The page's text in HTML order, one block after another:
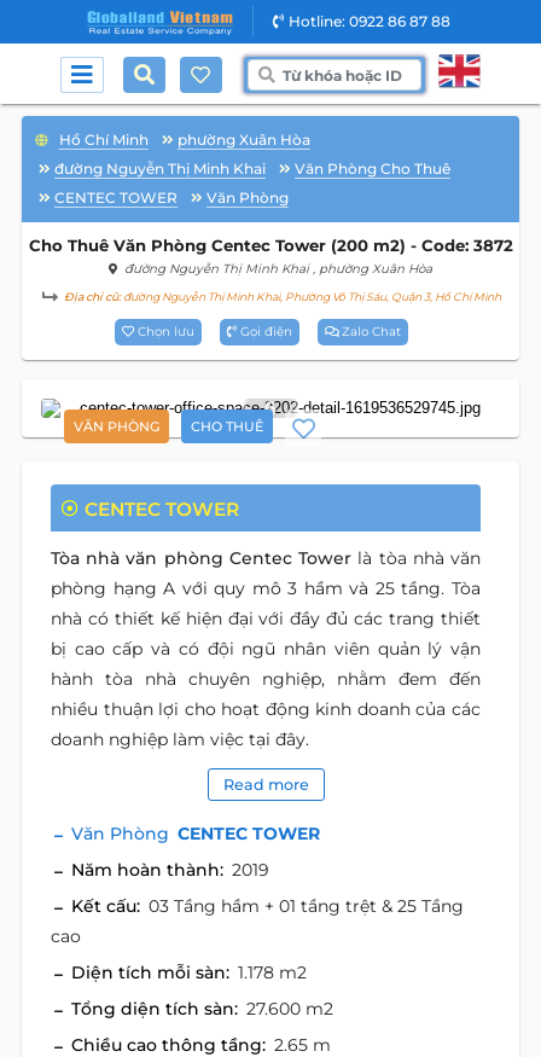
Hotline: 0922 86 87 88
Hồ Chí Minh
phường Xuân Hòa
đường Nguyễn Thị Minh Khai
Văn Phòng Cho Thuê
CENTEC TOWER
Văn Phòng
Cho Thuê Văn Phòng Centec Tower (200 m2) - Code: 3872
đường Nguyễn Thị Minh Khai , phường Xuân Hòa
Địa chỉ cũ:đường Nguyễn Thị Minh Khai, Phường Võ Thị Sáu, Quận 3, Hồ Chí Minh
Chọn lưu Gọi điện Zalo Chat
VĂN PHÒNG CHO THUÊ
6
CENTEC TOWER
Tòa nhà văn phòng Centec Tower là tòa nhà văn
phòng hạng A với quy mô 3 hầm và 25 tầng. Tòa
nhà có thiết kế hiện đại với đầy đủ các trang thiết
bị cao cấp và có đội ngũ nhân viên quản lý vận
hành tòa nhà chuyên nghiệp, nhằm đem đến
nhiều thuận lợi cho hoạt động kinh doanh của các
doanh nghiệp làm việc tại đây.
Read more
Văn Phòng CENTEC TOWER
Năm hoàn thành: 2019
Kết cấu: 03 Tầng hầm + 01 tầng trệt & 25 Tầng
cao
Diện tích mỗi sàn: 1.178 m2
Tổng diện tích sàn: 27.600 m2
Chiều cao thông tầng: 2.65 m